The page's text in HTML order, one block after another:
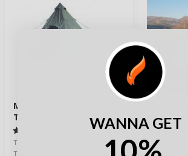
Mil-Tec Neljän Hengen
Tiipii-Pyramidi Teltta
Tässä oiva festariteltta kesäksi.
Teltta on omaperäisen
NorTent
(Polycotton)
WANNA GET